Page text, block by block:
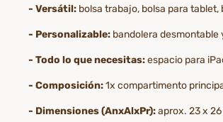
- Versátil: bolsa trabajo, bolsa para
- Personalizable: bandolera desmontable
- Todo lo que necesitas:espacio para
- Composición:1x compartimento
- Dimensiones (AnxAlxPr):aprox. 23 x 26